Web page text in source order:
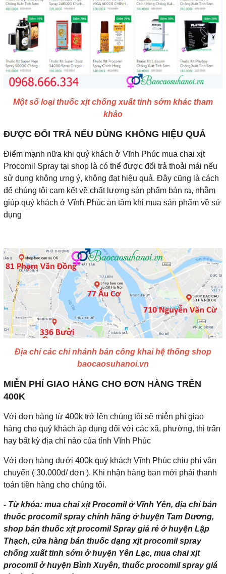
Một số loại thuốc xịt chống xuất tinh sớm khác tham
khảo
ĐƯỢC ĐỔI TRẢ NẾU DÙNG KHÔNG HIỆU QUẢ
Điểm mạnh nữa khi quý khách ở Vĩnh Phúc mua chai xịt
Procomil Spray tại shop là có thể được đổi trả thoải mái nếu
sử dụng không ưng ý, không đạt hiệu quả. Đây cũng là cách
để chúng tôi cam kết về chất lượng sản phẩm bán ra, nhằm
giúp quý khách ở Vĩnh Phúc an tâm khi mua sản phẩm về sử
dụng
Địa chỉ các chi nhánh bán công khai hệ thống shop
baocaosuhanoi.vn
MIỄN PHÍ GIAO HÀNG CHO ĐƠN HÀNG TRÊN
400K
Với đơn hàng từ 400k trở lên chúng tôi sẽ miễn phí giao
hàng cho quý khách áp dụng đối với các xã, phường, thị trấn
hay bất kỳ địa chỉ nào của tỉnh Vĩnh Phúc
Với đơn hàng dưới 400k quý khách Vĩnh Phúc chịu phí vận
chuyển ( 30.000đ/ đơn ). Khi nhận hàng bạn mới phải thanh
toán tiền hàng cho chúng tôi.
- Từ khóa: mua chai xịt Procomil ở Vĩnh Yên, địa chỉ bán
thuốc procomil spray chính hãng ở huyện Tam Dương,
shop bán thuốc xịt procomil Spray giá rẻ ở huyện Lập
Thạch, cửa hàng bán thuốc dạng xịt procomil spray
chống xuất tinh sớm ở huyện Yên Lạc, mua chai xịt
procomil ở huyện Bình Xuyên, thuốc procomil spray giá